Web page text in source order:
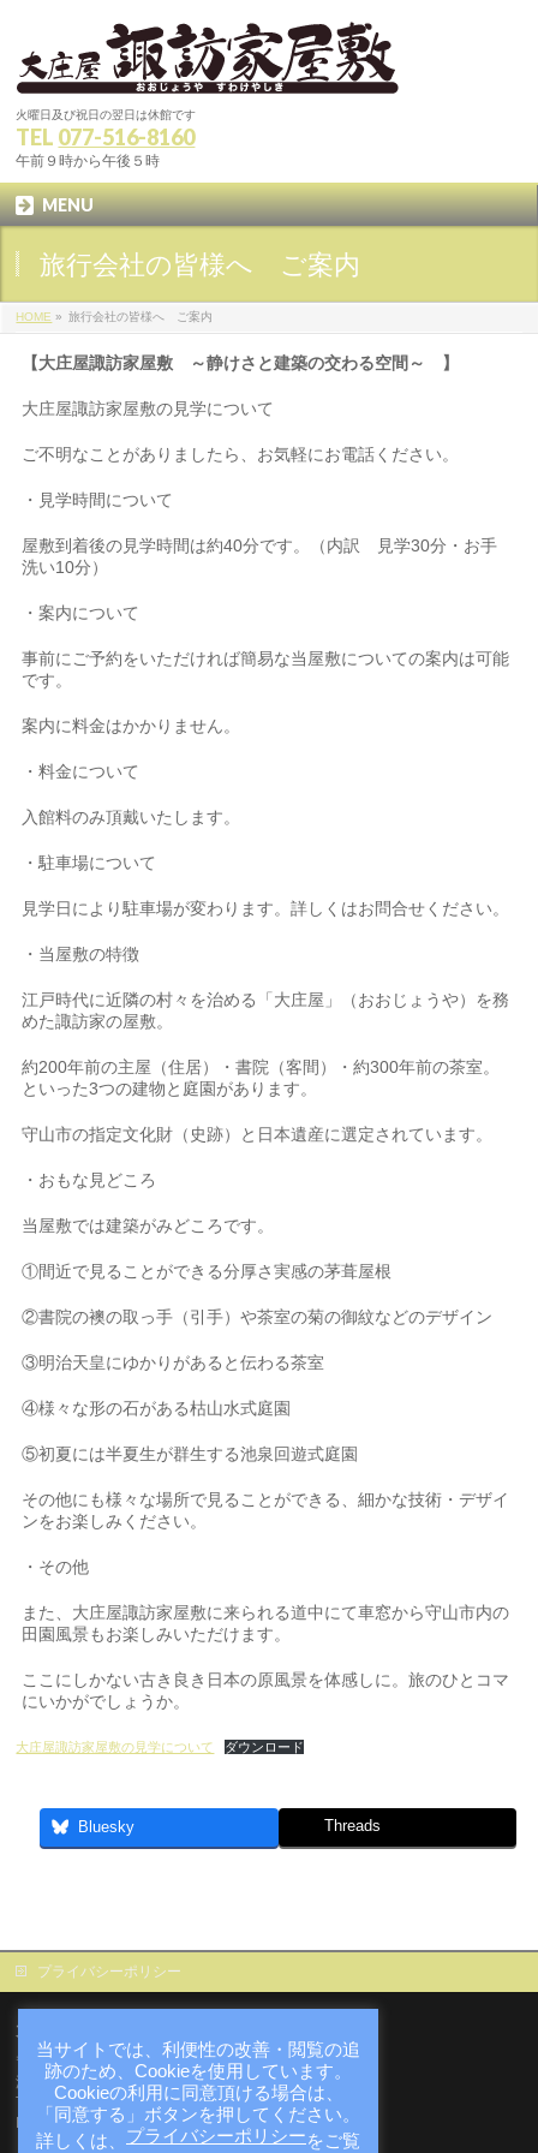
火曜日及び祝日の翌日は休館です
TEL 077-516-8160
午前９時から午後５時
MENU
旅行会社の皆様へ ご案内
HOME » 旅行会社の皆様へ ご案内
【大庄屋諏訪家屋敷 ～静けさと建築の交わる空間～ 】
大庄屋諏訪家屋敷の見学について
ご不明なことがありましたら、お気軽にお電話ください。
・見学時間について
屋敷到着後の見学時間は約40分です。（内訳 見学30分・お手
洗い10分）
・案内について
事前にご予約をいただければ簡易な当屋敷についての案内は可能
です。
案内に料金はかかりません。
・料金について
入館料のみ頂戴いたします。
・駐車場について
見学日により駐車場が変わります。詳しくはお問合せください。
・当屋敷の特徴
江戸時代に近隣の村々を治める「大庄屋」（おおじょうや）を務
めた諏訪家の屋敷。
約200年前の主屋（住居）・書院（客間）・約300年前の茶室。
といった3つの建物と庭園があります。
守山市の指定文化財（史跡）と日本遺産に選定されています。
・おもな見どころ
当屋敷では建築がみどころです。
①間近で見ることができる分厚さ実感の茅葺屋根
②書院の襖の取っ手（引手）や茶室の菊の御紋などのデザイン
③明治天皇にゆかりがあると伝わる茶室
④様々な形の石がある枯山水式庭園
⑤初夏には半夏生が群生する池泉回遊式庭園
その他にも様々な場所で見ることができる、細かな技術・デザイ
ンをお楽しみください。
・その他
また、大庄屋諏訪家屋敷に来られる道中にて車窓から守山市内の
田園風景もお楽しみいただけます。
ここにしかない古き良き日本の原風景を体感しに。旅のひとコマ
にいかがでしょうか。
大庄屋諏訪家屋敷の見学について ダウンロード
Bluesky Threads
プライバシーポリシー
大庄屋諏訪家屋敷
〒524-0061
滋賀県守山市赤野井町171番地の1
TEL : 077-516-8160
FAX : 077-516-8316
当サイトでは、利便性の改善・閲覧の追
跡のため、Cookieを使用しています。
Cookieの利用に同意頂ける場合は、
「同意する」ボタンを押してください。
詳しくは、 プライバシーポリシーをご覧